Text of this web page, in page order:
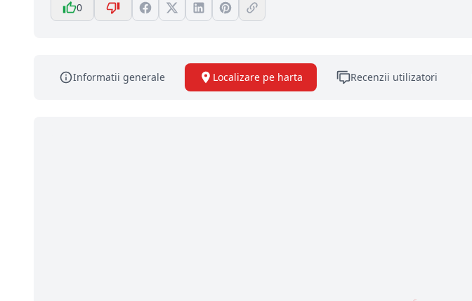
0
Informatii generale Localizare pe harta Recenzii utilizatori